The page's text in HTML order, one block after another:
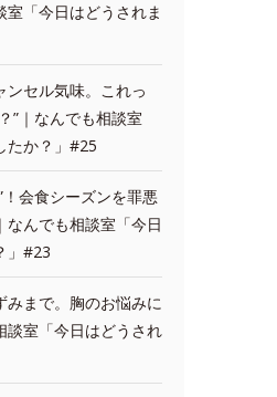
「今日はどうされま
ンセル気味。これっ
”｜なんでも相談室
たか？」#25
会食シーズンを罪悪
んでも相談室「今日
」#23
みまで。胸のお悩みに
談室「今日はどうされ